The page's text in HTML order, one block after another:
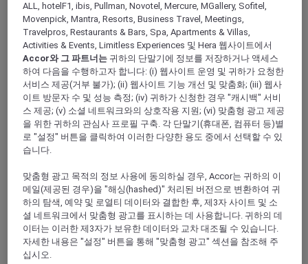
ALL Accor+ Explorer 호텔
ALL Accor+ Explorer 제휴 호텔
역사적인 도시 랜드마크부터 맨발로 즐기는 해변 리조
트까지, ALL Accor+ Explorer와 함께라면 더 넣은 세
상을 경험해 보실 수 있습니다. 수천 개의 호텔에서 매
트로 결제할 수 있으며, 제휴 호텔에서 체크인을 경험
하면서 여러분의 여행 스토리에 새로운 추억을 써 내
려가 보세요—마치 특별한 럭셔리 호텔 패키지처럼 말
이죠.
다음의 제외 사항 및 변경 사항은Accor+ Explorer
회원에게 제공되는 모든 숙박 혜택에 적용됩니다
ALL, hotelF1, ibis, Pullman, Novotel, Mercure, MGallery, Sofitel,
Movenpick, Mantra, Resorts, Business Travel, Meetings,
Travelpros, Restaurants & Bars, Spa, Apartments & Villas,
Activities & Events, Limitless Experiences 및 Hera 웹사이트에서
Accor와 그 파트너는 귀하의 단말기에 정보를 저장하거나 액세스
하여 다음을 수행하고자 합니다: (i) 웹사이트 운영 및 귀하가 요청한
서비스 제공(거부 불가); (ii) 웹사이트 기능 개선 및 맞춤화; (iii) 웹사
이트 방문자 수 및 성능 측정; (iv) 귀하가 신청한 경우 "캐시백" 서비
스 제공; (v) 소셜 네트워크와의 상호작용 지원; (vi) 맞춤형 광고 제공
을 위한 귀하의 관심사 프로필 구축. 각 단말기(휴대폰, 컴퓨터 등)별
로 "설정" 버튼을 클릭하여 이러한 다양한 용도 중에서 선택할 수 있
습니다.
맞춤형 광고 목적의 정보 사용에 동의하실 경우, Accor는 귀하의 이
메일(제공된 경우)을 "해싱(hashed)" 처리된 버전으로 변환하여 귀
하의 탐색, 예약 및 로열티 데이터와 결합한 후, 제3자 사이트 및 소
셜 네트워크에서 맞춤형 광고를 표시하는 데 사용합니다. 귀하의 데
이터는 이러한 제3자가 보유한 데이터와 교차 대조될 수 있습니다.
자세한 내용은 "설정" 버튼을 통해 "맞춤형 광고" 섹션을 참조해 주
십시오.